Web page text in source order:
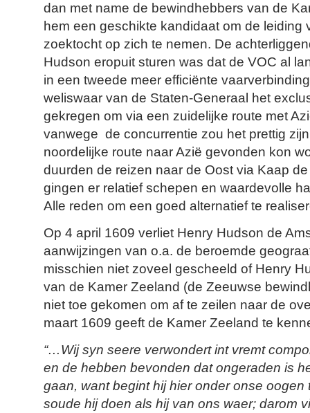
dan met name de bewindhebbers van de
hem een geschikte kandidaat om de leiding
zoektocht op zich te nemen. De
Hudson eropuit sturen was dat de VOC al
in een tweede meer efficiënte
weliswaar van de Staten-Generaal het
gekregen om via een zuidelijke route met
vanwege de concurrentie zou het prettig
noordelijke route naar Azië gevonden kon
duurden de reizen naar de Oost via Kaap
gingen er relatief schepen en waardevolle
Alle reden om een goed alternatief te
Op 4 april 1609 verliet Henry Hudson de
aanwijzingen van o.a. de beroemde
misschien niet zoveel gescheeld of Henry
van de Kamer Zeeland (de Zeeuwse
niet toe gekomen om af te zeilen naar de
maart 1609 geeft de Kamer Zeeland te
“…Wij syn seere verwondert int vremt
en de hebben bevonden dat ongeraden is
gaan, want begint hij hier onder onse oogen
soude hij doen als hij van ons waer; darom